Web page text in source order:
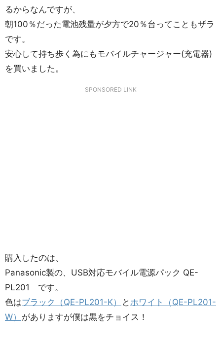
るからなんですが、
朝100％だった電池残量が夕方で20％台ってこともザラ
です。
安心して持ち歩く為にもモバイルチャージャー(充電器)
を買いました。
SPONSORED LINK
購入したのは、
Panasonic製の、USB対応モバイル電源パック QE-
PL201 です。
色はブラック（QE-PL201-K） とホワイト（QE-PL201-
W） がありますが僕は黒をチョイス！